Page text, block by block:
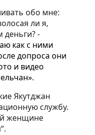
обо мне:
ли я,
деньги? -
как с ними
допроса они
и видео
Якутджан
службу.
женщине